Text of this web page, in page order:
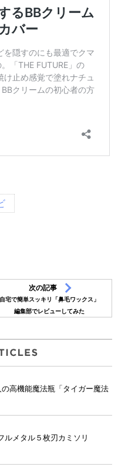
次の記事
自宅で簡単スッキリ「鼻毛ワックス」
編集部でレビューしてみた
高機能魔法瓶「タイガー魔法
ルメタル５枚刃カミソリ